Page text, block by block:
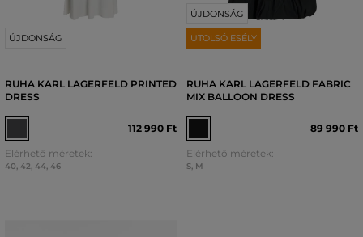
ÚJDONSÁG
RUHA KARL LAGERFELD PRINTED
DRESS
112 990 Ft
Elérhető méretek:
40, 42, 44, 46
ÚJDONSÁG
UTOLSÓ ESÉLY
RUHA KARL LAGERFELD FABRIC
MIX BALLOON DRESS
89 990 Ft
Elérhető méretek:
S, M